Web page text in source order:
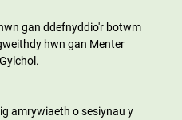
hwn gan Menter